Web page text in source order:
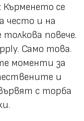
се
често и на
повече.
Само това.
моменти за
и
с торба